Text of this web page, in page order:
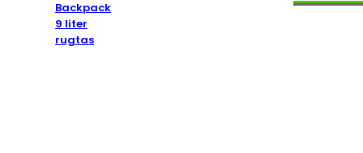
Backpack
9 liter
rugtas